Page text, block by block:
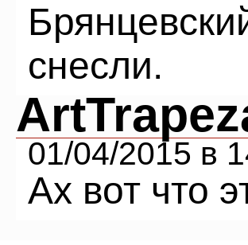
снесли.
01/04/2015 в
Ах вот что